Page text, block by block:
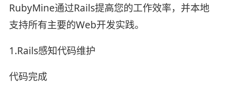
RubyMine通过Rails提高您的工作效率，并本地
支持所有主要的Web开发实践。
1.Rails感知代码维护
代码完成